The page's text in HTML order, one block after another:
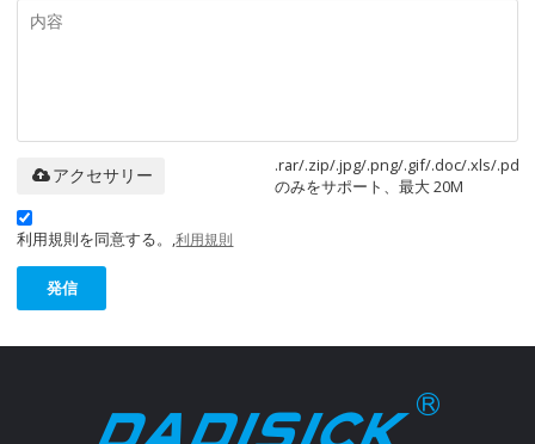
.rar/.zip/.jpg/.png/.gif/.doc/.xls/.pdf
のみをサポート、最大 20M
アクセサリー
利用規則を同意する。,利用規則
発信